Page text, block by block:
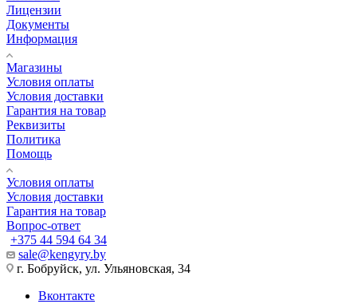
Лицензии
Документы
Информация
Магазины
Условия оплаты
Условия доставки
Гарантия на товар
Реквизиты
Политика
Помощь
Условия оплаты
Условия доставки
Гарантия на товар
Вопрос-ответ
+375 44 594 64 34
sale@kengyry.by
г. Бобруйск, ул. Ульяновская, 34
Вконтакте